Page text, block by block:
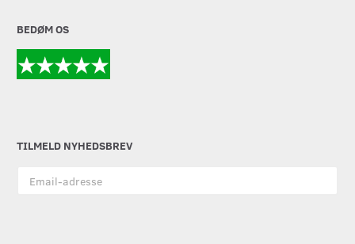
BEDØM OS
TILMELD NYHEDSBREV
adresse